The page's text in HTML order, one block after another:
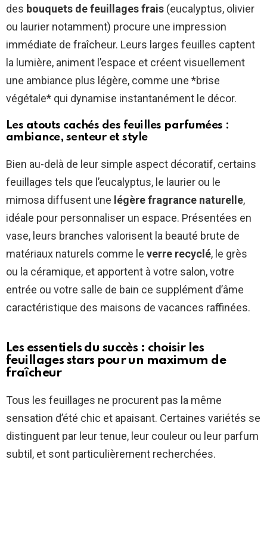
des bouquets de feuillages frais (eucalyptus, olivier
ou laurier notamment) procure une impression
immédiate de fraîcheur. Leurs larges feuilles captent
la lumière, animent l’espace et créent visuellement
une ambiance plus légère, comme une *brise
végétale* qui dynamise instantanément le décor.
Les atouts cachés des feuilles parfumées :
ambiance, senteur et style
Bien au-delà de leur simple aspect décoratif, certains
feuillages tels que l’eucalyptus, le laurier ou le
mimosa diffusent une légère fragrance naturelle,
idéale pour personnaliser un espace. Présentées en
vase, leurs branches valorisent la beauté brute de
matériaux naturels comme le verre recyclé, le grès
ou la céramique, et apportent à votre salon, votre
entrée ou votre salle de bain ce supplément d’âme
caractéristique des maisons de vacances raffinées.
Les essentiels du succès : choisir les
feuillages stars pour un maximum de
fraîcheur
Tous les feuillages ne procurent pas la même
sensation d’été chic et apaisant. Certaines variétés se
distinguent par leur tenue, leur couleur ou leur parfum
subtil, et sont particulièrement recherchées.